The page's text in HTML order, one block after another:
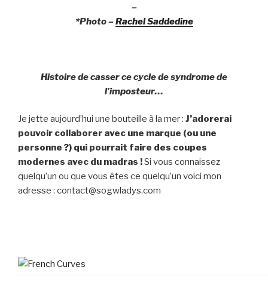
–
*Photo –Rachel Saddedine
Histoire de casser ce cycle de syndrome de
l’imposteur…
Je jette aujourd’hui une bouteille à la mer : J’adorerai
pouvoir collaborer avec une marque (ou une
personne ?) qui pourrait faire des coupes
modernes avec du madras !Si vous connaissez
quelqu’un ou que vous êtes ce quelqu’un voici mon
adresse : contact@sogwladys.com